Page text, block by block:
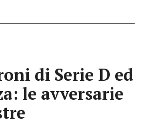
di Serie D ed
le avversarie